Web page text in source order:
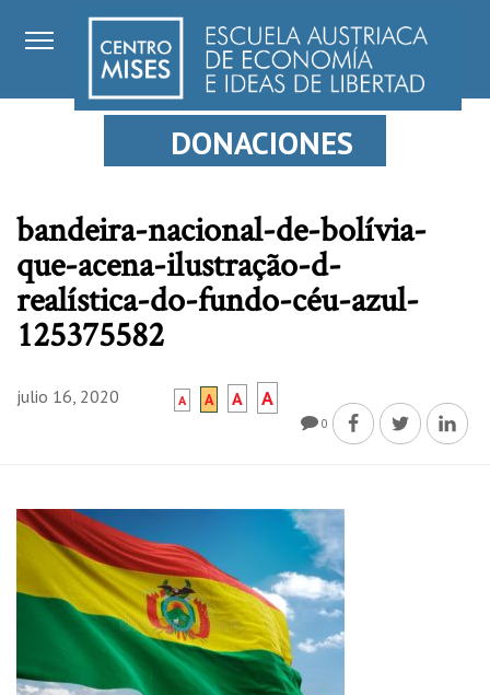
DONACIONES
bandeira-nacional-de-bolívia-
que-acena-ilustração-d-
realística-do-fundo-céu-azul-
125375582
julio 16, 2020 A A A A
0